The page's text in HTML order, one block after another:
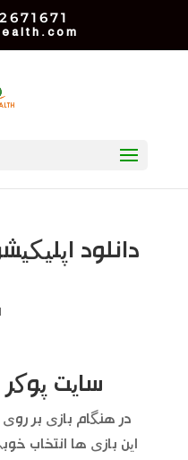
دانلود
سایت
در هنگام بازی بر
این بازی ها انتخاب